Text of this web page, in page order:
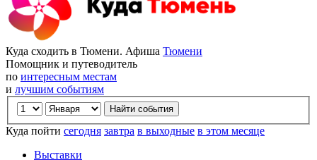
Куда сходить в Тюмени. Афиша Тюмени
Помощник и путеводитель
по интересным местам
и лучшим событиям
Куда пойти сегодня завтра в выходные в этом месяце
Выставки